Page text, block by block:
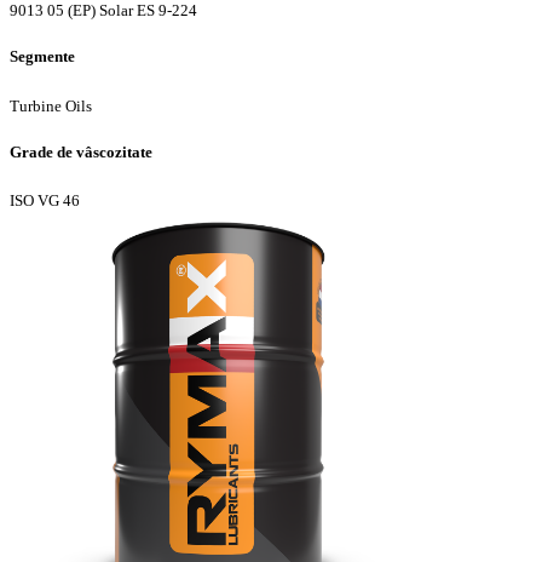
9013 05 (EP) Solar ES 9-224
Segmente
Turbine Oils
Grade de vâscozitate
ISO VG 46